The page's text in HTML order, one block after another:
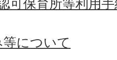
可保育所等利用
について